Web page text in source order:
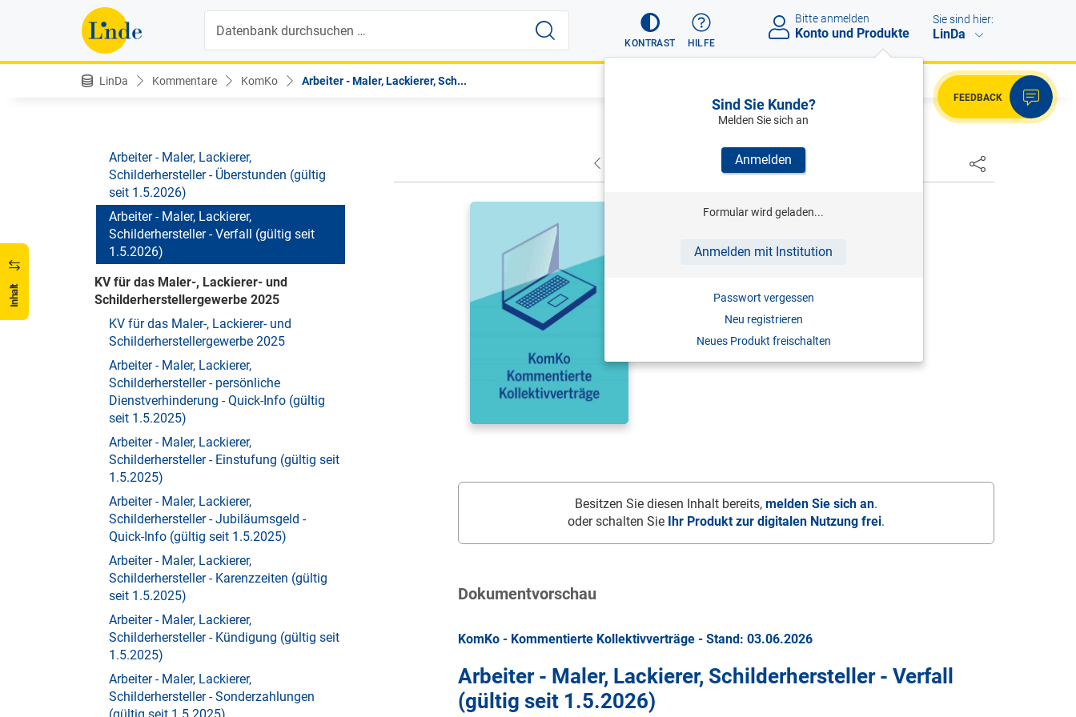
KONTRAST HILFE
Bitte anmelden
Konto und Produkte
Sind Sie Kunde?
Melden Sie sich an
Anmelden
Formular wird geladen...
Anmelden mit Institution
Passwort vergessen
Neu registrieren
Neues Produkt freischalten
Sie sind hier:
LinDa
LinDa Kommentare KomKo Arbeiter - Maler, Lackierer, Sch...
FEEDBACK
Inhalt
seit 1.5.2026)
Arbeiter - Maler, Lackierer,
Schilderhersteller - Kündigung (gültig seit
1.5.2026)
Arbeiter - Maler, Lackierer,
Schilderhersteller - Überstunden (gültig
seit 1.5.2026)
Arbeiter - Maler, Lackierer,
Schilderhersteller - Verfall (gültig seit
1.5.2026)
KV für das Maler-, Lackierer- und
Schilderherstellergewerbe 2025
KV für das Maler-, Lackierer- und
Schilderherstellergewerbe 2025
Arbeiter - Maler, Lackierer,
Schilderhersteller - persönliche
Dienstverhinderung - Quick-Info (gültig
seit 1.5.2025)
Arbeiter - Maler, Lackierer,
Schilderhersteller - Einstufung (gültig seit
1.5.2025)
Arbeiter - Maler, Lackierer,
Schilderhersteller - Jubiläumsgeld -
Quick-Info (gültig seit 1.5.2025)
Arbeiter - Maler, Lackierer,
Schilderhersteller - Karenzzeiten (gültig
seit 1.5.2025)
Arbeiter - Maler, Lackierer,
Schilderhersteller - Kündigung (gültig seit
1.5.2025)
Arbeiter - Maler, Lackierer,
Schilderhersteller - Sonderzahlungen
NÄCHSTER
HITZ/SCHRENK
Stand: 03.06.2026
Besitzen Sie diesen Inhalt bereits, melden Sie sich an.
oder schalten Sie Ihr Produkt zur digitalen Nutzung frei.
Dokumentvorschau
KomKo - Kommentierte Kollektivverträge - Stand: 03.06.2026
Arbeiter - Maler, Lackierer, Schilderhersteller - Verfall
(gültig seit 1.5.2026)